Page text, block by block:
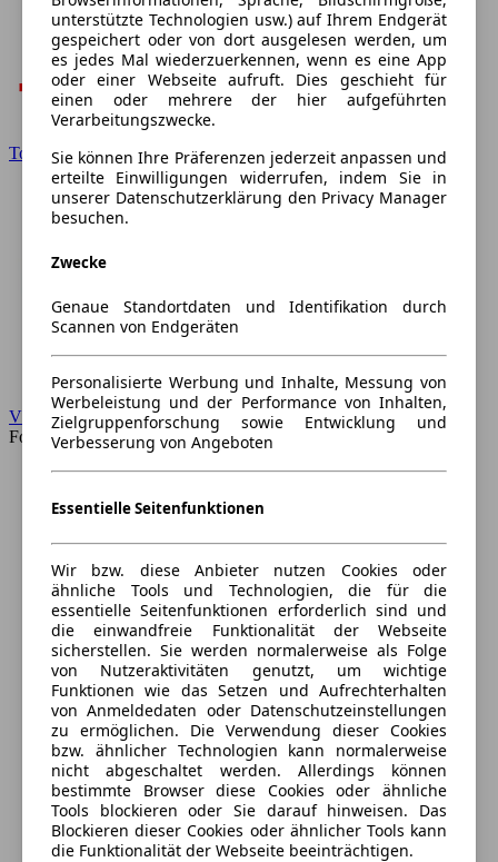
Toyota
VW
Forum
unterstützte Technologien usw.) auf Ihrem Endgerät
gespeichert oder von dort ausgelesen werden, um
es jedes Mal wiederzuerkennen, wenn es eine App
oder einer Webseite aufruft. Dies geschieht für
einen oder mehrere der hier aufgeführten
Verarbeitungszwecke.
Sie können Ihre Präferenzen jederzeit anpassen und
erteilte Einwilligungen widerrufen, indem Sie in
unserer Datenschutzerklärung den Privacy Manager
besuchen.
Zwecke
Genaue Standortdaten und Identifikation durch
Scannen von Endgeräten
Personalisierte Werbung und Inhalte, Messung von
Werbeleistung und der Performance von Inhalten,
Zielgruppenforschung sowie Entwicklung und
Verbesserung von Angeboten
Essentielle Seitenfunktionen
Wir bzw. diese Anbieter nutzen Cookies oder
ähnliche Tools und Technologien, die für die
essentielle Seitenfunktionen erforderlich sind und
die einwandfreie Funktionalität der Webseite
sicherstellen. Sie werden normalerweise als Folge
von Nutzeraktivitäten genutzt, um wichtige
Funktionen wie das Setzen und Aufrechterhalten
von Anmeldedaten oder Datenschutzeinstellungen
zu ermöglichen. Die Verwendung dieser Cookies
bzw. ähnlicher Technologien kann normalerweise
nicht abgeschaltet werden. Allerdings können
bestimmte Browser diese Cookies oder ähnliche
Tools blockieren oder Sie darauf hinweisen. Das
Blockieren dieser Cookies oder ähnlicher Tools kann
die Funktionalität der Webseite beeinträchtigen.